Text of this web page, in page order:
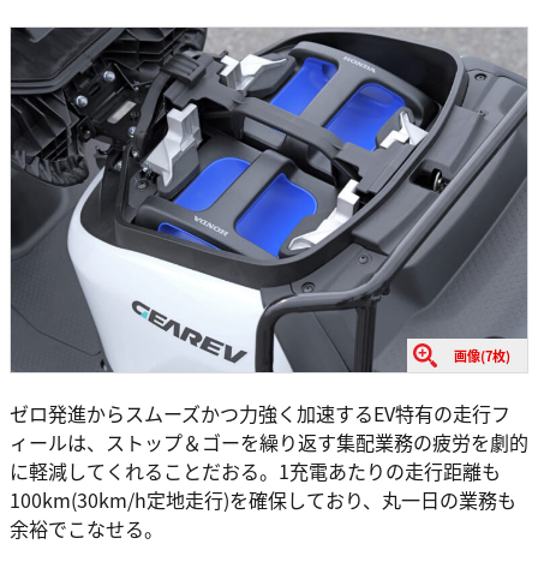
画像(7枚)
ゼロ発進からスムーズかつ力強く加速するEV特有の走行フ
ィールは、ストップ＆ゴーを繰り返す集配業務の疲労を劇的
に軽減してくれることだおる。1充電あたりの走行距離も
100km(30km/h定地走行)を確保しており、丸一日の業務も
余裕でこなせる。